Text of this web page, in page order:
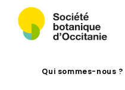
Qui sommes-nous ?